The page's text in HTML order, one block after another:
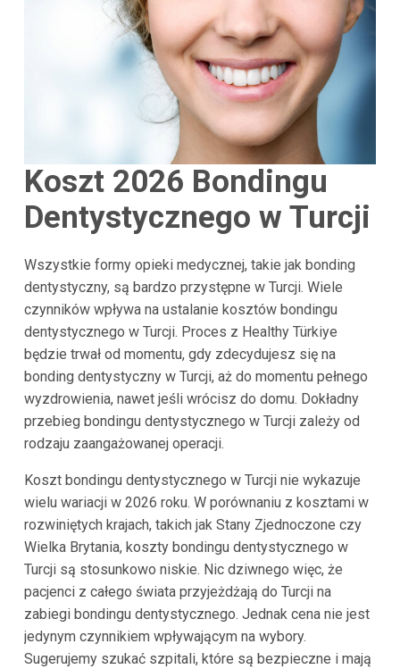
Koszt 2026 Bondingu
Dentystycznego w Turcji
Wszystkie formy opieki medycznej, takie jak bonding
dentystyczny, są bardzo przystępne w Turcji. Wiele
czynników wpływa na ustalanie kosztów bondingu
dentystycznego w Turcji. Proces z Healthy Türkiye
będzie trwał od momentu, gdy zdecydujesz się na
bonding dentystyczny w Turcji, aż do momentu pełnego
wyzdrowienia, nawet jeśli wrócisz do domu. Dokładny
przebieg bondingu dentystycznego w Turcji zależy od
rodzaju zaangażowanej operacji.
Koszt bondingu dentystycznego w Turcji nie wykazuje
wielu wariacji w 2026 roku. W porównaniu z kosztami w
rozwiniętych krajach, takich jak Stany Zjednoczone czy
Wielka Brytania, koszty bondingu dentystycznego w
Turcji są stosunkowo niskie. Nic dziwnego więc, że
pacjenci z całego świata przyjeżdżają do Turcji na
zabiegi bondingu dentystycznego. Jednak cena nie jest
jedynym czynnikiem wpływającym na wybory.
Sugerujemy szukać szpitali, które są bezpieczne i mają